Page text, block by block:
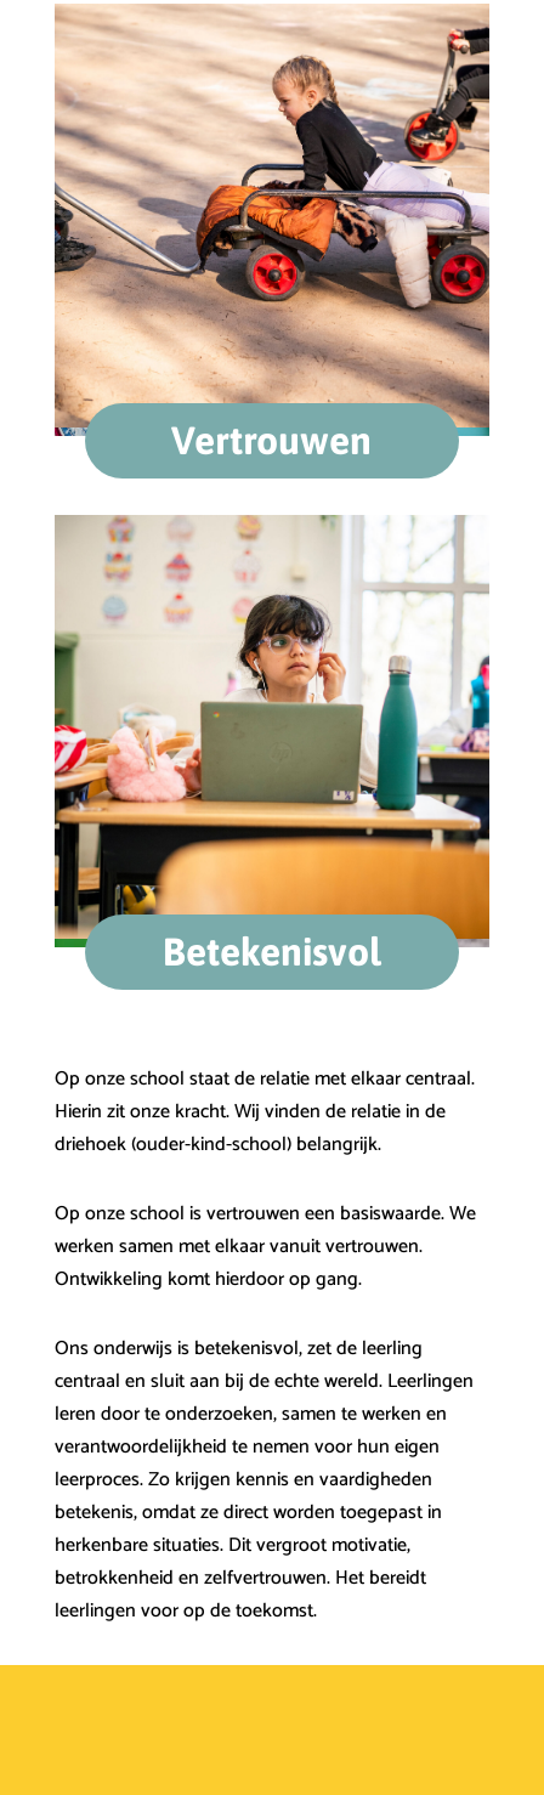
Vertrouwen
Betekenisvol
Op onze school staat de relatie met elkaar centraal.
Hierin zit onze kracht. Wij vinden de relatie in de
driehoek (ouder-kind-school) belangrijk.
Op onze school is vertrouwen een basiswaarde. We
werken samen met elkaar vanuit vertrouwen.
Ontwikkeling komt hierdoor op gang.
Ons onderwijs is betekenisvol, zet de leerling
centraal en sluit aan bij de echte wereld. Leerlingen
leren door te onderzoeken, samen te werken en
verantwoordelijkheid te nemen voor hun eigen
leerproces. Zo krijgen kennis en vaardigheden
betekenis, omdat ze direct worden toegepast in
herkenbare situaties. Dit vergroot motivatie,
betrokkenheid en zelfvertrouwen. Het bereidt
leerlingen voor op de toekomst.